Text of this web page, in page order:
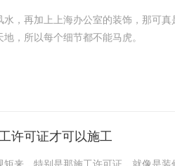
再加上上海办公室的装饰，那可真
，所以每个细节都不能马虎。
重头戏。为啥?因为它直接关系到空
许可证才可以施工